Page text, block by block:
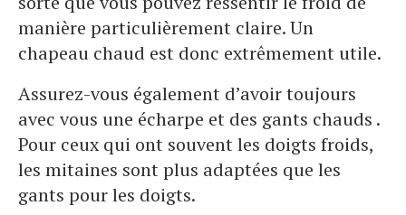
manière particulièrement claire. Un
chapeau chaud est donc extrêmement utile.
Assurez-vous également d’avoir toujours
avec vous une écharpe et des gants chauds .
Pour ceux qui ont souvent les doigts froids,
les mitaines sont plus adaptées que les
gants pour les doigts.